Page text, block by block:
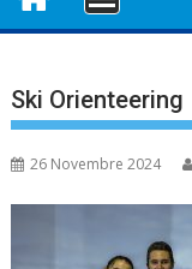
Ski Orienteering
26 Novembre 2024